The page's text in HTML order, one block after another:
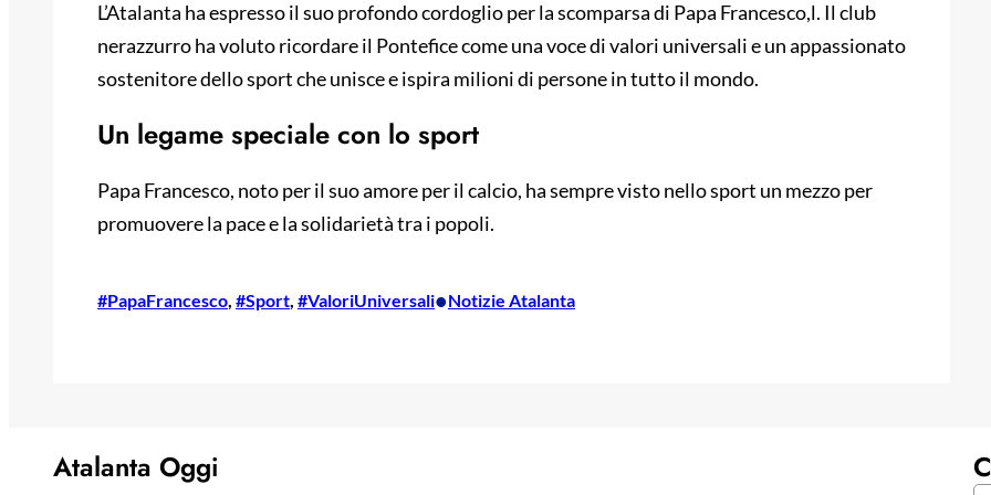
L’Atalanta ha espresso il suo profondo cordoglio per la scomparsa di Papa Francesco,l. Il club
nerazzurro ha voluto ricordare il Pontefice come una voce di valori universali e un appassionato
sostenitore dello sport che unisce e ispira milioni di persone in tutto il mondo.
Un legame speciale con lo sport
Papa Francesco, noto per il suo amore per il calcio, ha sempre visto nello sport un mezzo per
promuovere la pace e la solidarietà tra i popoli.
#PapaFrancesco, #Sport, #ValoriUniversali•Notizie Atalanta
Atalanta Oggi